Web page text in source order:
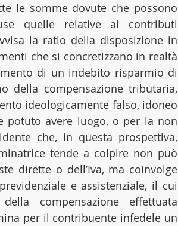
le somme dovute che possono
quelle relative ai contributi
la ratio della disposizione in
che si concretizzano in realtà
di un indebito risparmio di
della compensazione tributaria,
ideologicamente falso, idoneo
potuto avere luogo, o per la non
che, in questa prospettiva,
tende a colpire non può
dirette o dell’Iva, ma coinvolge
e assistenziale, il cui
compensazione effettuata
per il contribuente infedele un